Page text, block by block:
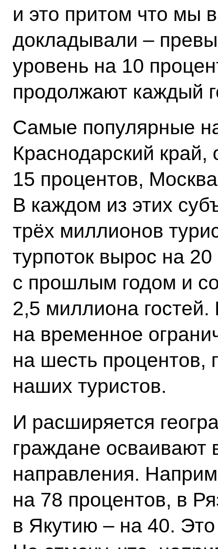
и это притом что мы
докладывали –
уровень на 10
продолжают каждый
Самые популярные
Краснодарский край,
15 процентов,
В каждом из этих
трёх миллионов
турпоток вырос на
с прошлым годом и
2,5 миллиона
на временное
на шесть процентов,
наших туристов.
И расширяется
граждане осваивают
направления.
на 78 процентов, в
в Якутию – на 40.